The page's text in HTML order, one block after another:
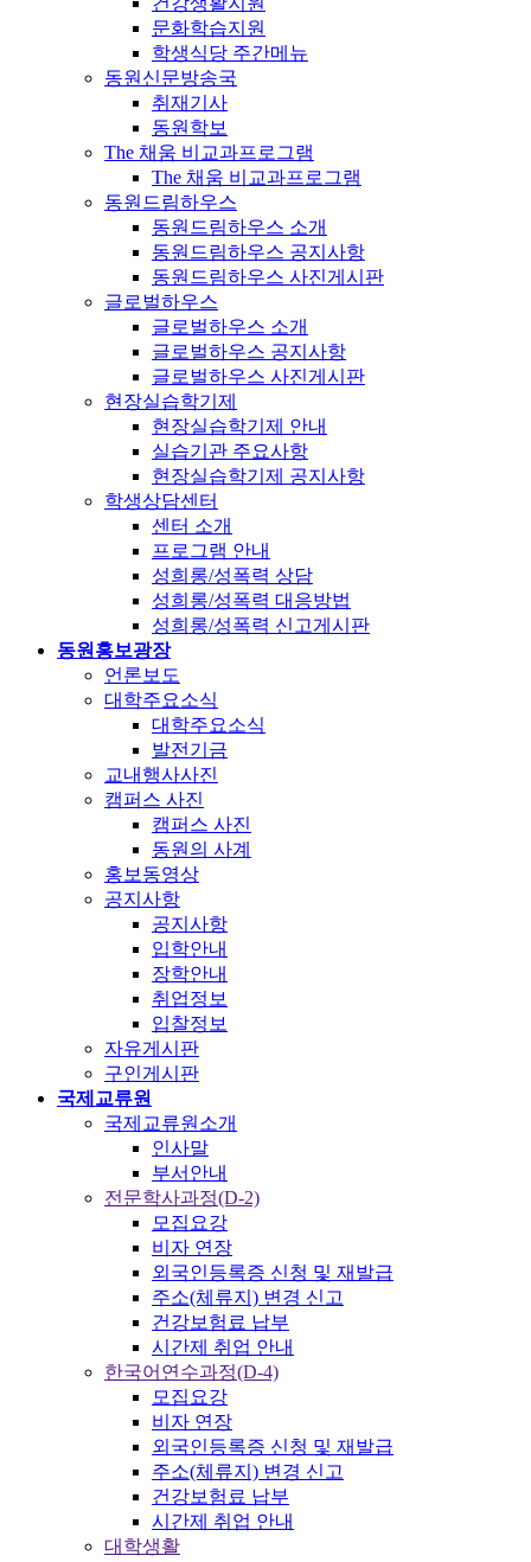
문화학습지원
학생식당 주간메뉴
동원신문방송국
취재기사
동원학보
The 채움 비교과프로그램
The 채움 비교과프로그램
동원드림하우스
동원드림하우스 소개
동원드림하우스 공지사항
동원드림하우스 사진게시판
글로벌하우스
글로벌하우스 소개
글로벌하우스 공지사항
글로벌하우스 사진게시판
현장실습학기제
현장실습학기제 안내
실습기관 주요사항
현장실습학기제 공지사항
학생상담센터
센터 소개
프로그램 안내
성희롱/성폭력 상담
성희롱/성폭력 대응방법
성희롱/성폭력 신고게시판
동원홍보광장
언론보도
대학주요소식
대학주요소식
발전기금
교내행사사진
캠퍼스 사진
캠퍼스 사진
동원의 사계
홍보동영상
공지사항
공지사항
입학안내
장학안내
취업정보
입찰정보
자유게시판
구인게시판
국제교류원
국제교류원소개
인사말
부서안내
전문학사과정(D-2)
모집요강
비자 연장
외국인등록증 신청 및 재발급
주소(체류지) 변경 신고
건강보험료 납부
시간제 취업 안내
한국어연수과정(D-4)
모집요강
비자 연장
외국인등록증 신청 및 재발급
주소(체류지) 변경 신고
건강보험료 납부
시간제 취업 안내
대학생활